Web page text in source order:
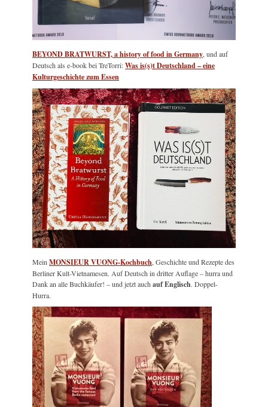
BEYOND BRATWURST, a history of food in Germany, und auf
Deutsch als e-book bei TreTorri:Was is(s)t Deutschland – eine
Kulturgeschichte zum Essen
MeinMONSIEUR VUONG-Kochbuch, Geschichte und Rezepte des
Berliner Kult-Vietnamesen. Auf Deutsch in dritter Auflage – hurra und
Dank an alle Buchkäufer! – und jetzt auchauf Englisch. Doppel-
Hurra.